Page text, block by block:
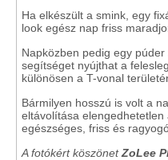
Ha elkészült a smink, egy
look egész nap friss
Napközben pedig egy
segítséget nyújthat a
különösen a T-vonal
Bármilyen hosszú is volt a
eltávolítása
egészséges, friss és
A fotókért köszönetZoLee